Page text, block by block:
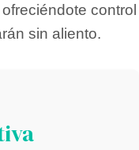
control
sin aliento.